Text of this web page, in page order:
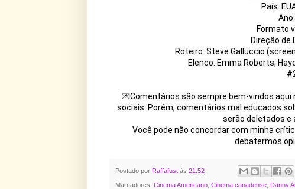
País:
Formato
Direção de
Roteiro: Steve Galluccio
Elenco: Emma Roberts,
💌Comentários são sempre bem-vindos aqui
sociais. Porém, comentários mal educados
serão deletados e
Você pode não concordar com minha
debatermos
Postado por Raffafust às 21:52
Marcadores: Cinema Americano Cinema canadense Danny